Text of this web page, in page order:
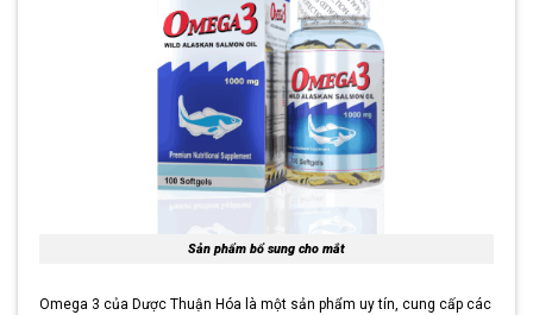
Sản phẩm bổ sung cho mắt
Omega 3 của Dược Thuận Hóa là một sản phẩm uy tín, cung cấp các